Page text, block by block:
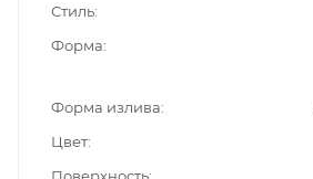
Стиль
Форма
Форма излива
Цвет